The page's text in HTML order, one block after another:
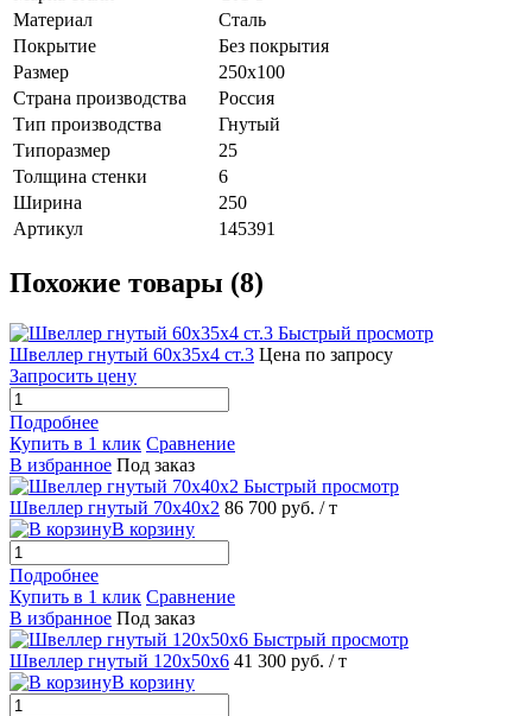
Материал
Сталь
Покрытие
Без покрытия
Размер
250х100
Страна производства
Россия
Тип производства
Гнутый
Типоразмер
25
Толщина стенки
6
Ширина
250
Артикул
145391
Похожие товары (8)
Быстрый просмотр
Швеллер гнутый 60х35х4 ст.3 Цена по запросу
Запросить цену
Подробнее
Купить в 1 клик Сравнение
В избранное Под заказ
Быстрый просмотр
Швеллер гнутый 70х40х2 86 700 руб. / т
В корзину
Подробнее
Купить в 1 клик Сравнение
В избранное Под заказ
Быстрый просмотр
Швеллер гнутый 120х50х6 41 300 руб. / т
В корзину